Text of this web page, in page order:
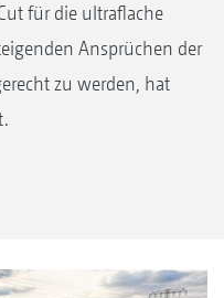
für die ultraflache
Ansprüchen der
zu werden, hat